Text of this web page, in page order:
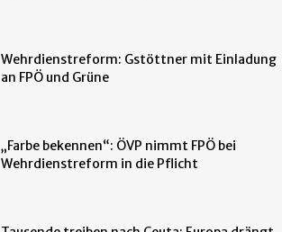
Wehrdienstreform: Gstöttner mit Einladung
an FPÖ und Grüne
„Farbe bekennen“: ÖVP nimmt FPÖ bei
Wehrdienstreform in die Pflicht